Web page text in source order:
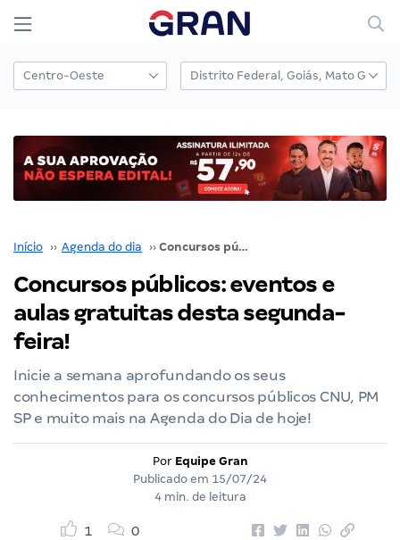
Início ›› Agenda do dia ›› Concursos públicos: eventos e aulas gratuitas desta segunda-feira!
Concursos públicos: eventos e
aulas gratuitas desta segunda-
feira!
Inicie a semana aprofundando os seus
conhecimentos para os concursos públicos CNU, PM
SP e muito mais na Agenda do Dia de hoje!
Por Equipe Gran
Publicado em 15/07/24
4 min. de leitura
1 0